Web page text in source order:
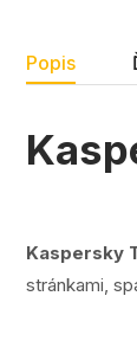
Popis
Kaspersky
stránkami,